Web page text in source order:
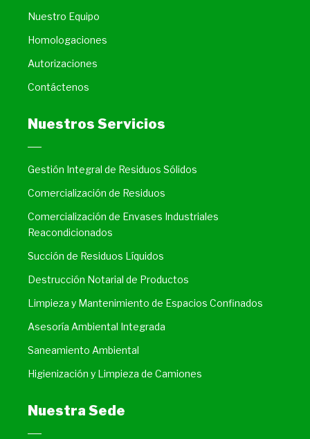
Nuestro Equipo
Homologaciones
Autorizaciones
Contáctenos
Nuestros Servicios
Gestión Integral de Residuos Sólidos
Comercialización de Residuos
Comercialización de Envases Industriales
Reacondicionados
Succión de Residuos Líquidos
Destrucción Notarial de Productos
Limpieza y Mantenimiento de Espacios Confinados
Asesoría Ambiental Integrada
Saneamiento Ambiental
Higienización y Limpieza de Camiones
Nuestra Sede